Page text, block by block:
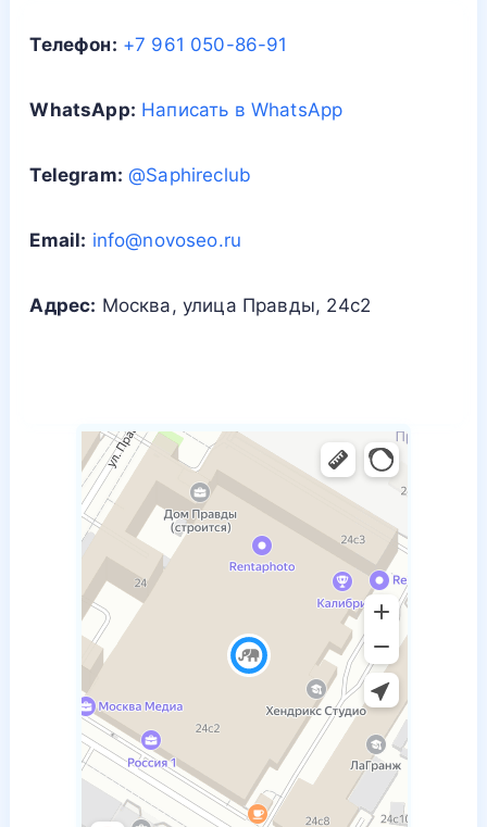
Телефон: +7 961 050-86-91
WhatsApp: Написать в WhatsApp
Telegram: @Saphireclub
Email: info@novoseo.ru
Адрес: Москва, улица Правды, 24с2